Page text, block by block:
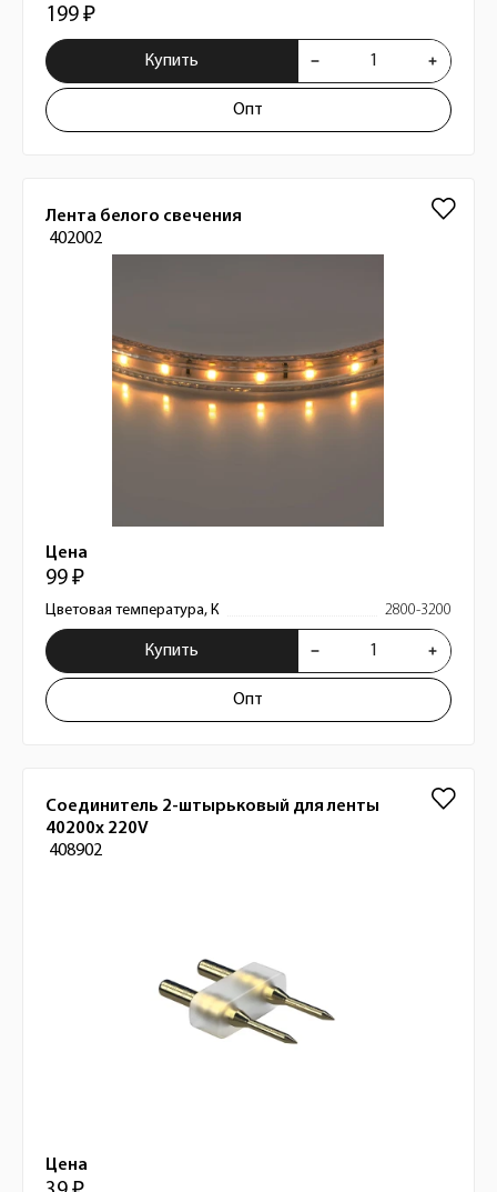
199 ₽
Купить
Опт
Лента белого свечения
402002
Цена
99 ₽
Цветовая температура, К 2800-3200
Купить
Опт
Соединитель 2-штырьковый для ленты
40200x 220V
408902
Цена